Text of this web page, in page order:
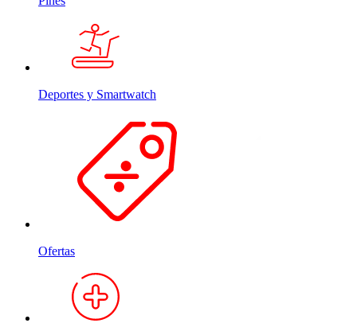
Deportes y Smartwatch
Ofertas